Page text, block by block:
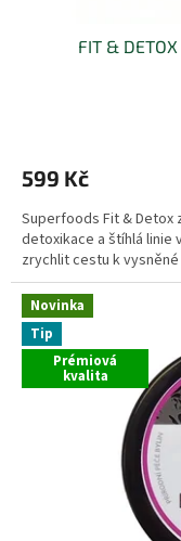
FIT &
599 Kč
Superfoods Fit & Detox
detoxikace a štíhlá linie
zrychlit cestu k
Novinka
Tip
Prémiová
kvalita